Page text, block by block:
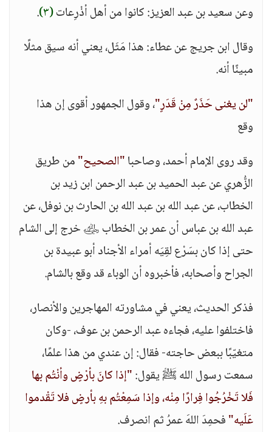
وعن سعيد بن عبد العزيز: كانوا من أهل أذْرِعات(٣) .
وقال ابن جريج عن عطاء: هذا مَثَل، يعني أنه سيق مثلًا
مبينًا أنه.
"لن يغنى حَذَرٌ مِنْ قَدَرٍ"، وقول الجمهور أقوى إن هذا
وقع
وقد روى الإمام أحمد، وصاحبا"الصحيح"من طريق
الزُّهري عن عبد الحميد بن عبد الرحمن ابن زيد بن
الخطاب، عن عبد الله بن عبد الله بن الحارث بن نوفل، عن
عبد الله بن عباس أن عمر بن الخطاب ﵁ خرج إلى الشام
حتى إذا كان بسَرْع لقِيَه أمراء الأجناد أبو عبيدة بن
الجراح وأصحابه، فأخبروه أن الوباء قد وقع بالشام.
فذكر الحديث، يعني في مشاورته المهاجرين والأنصار،
فاختلفوا عليه، فجاءه عبد الرحمن بن عوف، -وكان
متغيّبًا ببعض حاجته- فقال: إن عندي من هذا علمًا،
سمعت رسول الله ﷺ يقول:"إذا كانَ بأرْضٍ وأنْتُم بها
فَلا تَخْرُجُوا فِرارًا مِنْه، وإذا سَمِعْتُم بهِ بأرضٍ فلا تَقْدموا
عَلَيه"فحمِدَ اللهَ عمرُ ثم انصرف.